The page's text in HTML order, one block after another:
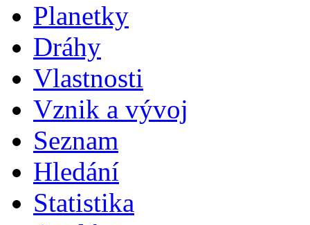
Planetky
Dráhy
Vlastnosti
Vznik a vývoj
Seznam
Hledání
Statistika